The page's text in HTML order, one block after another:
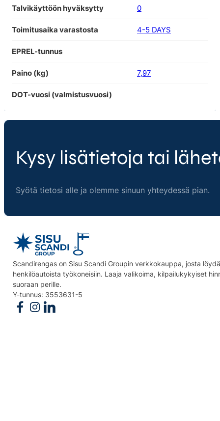
Talvikäyttöön hyväksytty 0
Toimitusaika varastosta 4-5 DAYS
EPREL-tunnus
Paino (kg) 7,97
DOT-vuosi (valmistusvuosi)
Kysy lisätietoja tai
Syötä tietosi alle ja olemme sinuun yhteydessä pian.
Scandirengas on Sisu Scandi Groupin verkkokauppa, josta
henkilöautoista työkoneisiin. Laaja valikoima, kilpailukykyiset
suoraan perille.
Y-tunnus: 3553631-5
Follow us on Facebook
Follow us on Instagram
Follow us on Linkedin